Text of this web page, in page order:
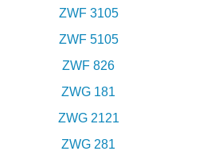
ZWF 3105
ZWF 5105
ZWF 826
ZWG 181
ZWG 2121
ZWG 281